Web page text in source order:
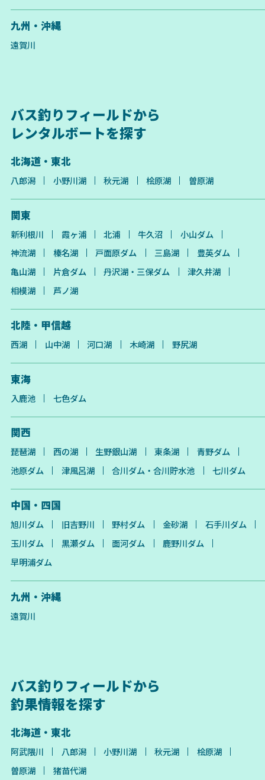
九州・沖縄
遠賀川
バス釣りフィールドから
レンタルボートを探す
北海道・東北
八郎潟 小野川湖 秋元湖 桧原湖 曽原湖
関東
新利根川 霞ヶ浦 北浦 牛久沼
小山ダム
神流湖
榛名湖 戸面原ダム 三島湖
豊英ダム
亀山湖
片倉ダム 丹沢湖・三保ダム
津久井湖
相模湖
芦ノ湖
北陸・甲信越
西湖 山中湖 河口湖 木崎湖 野尻湖
東海
入鹿池 七色ダム
関西
琵琶湖 西の湖 生野銀山湖 東条湖
青野ダム
池原ダム
津風呂湖 合川ダム・合川貯水池 七川ダム
中国・四国
旭川ダム 旧吉野川 野村ダム 金砂湖
石手川ダム
玉川ダム
黒瀬ダム 面河ダム
鹿野川ダム
早明浦ダム
九州・沖縄
遠賀川
バス釣りフィールドから
釣果情報を探す
北海道・東北
阿武隈川 八郎潟 小野川湖 秋元湖
桧原湖
曽原湖
猪苗代湖